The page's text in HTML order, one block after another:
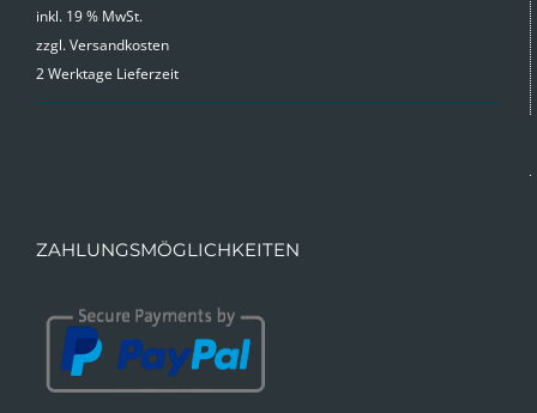
inkl. 19 % MwSt.
zzgl.Versandkosten
2 Werktage Lieferzeit
ZAHLUNGSMÖGLICHKEITEN